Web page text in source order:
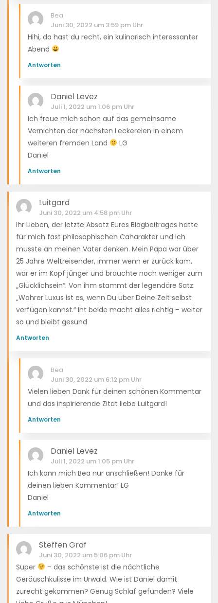
Bea
Juni 30, 2022 um 3:59 pm Uhr
Hihi, da hast du recht, ein kulinarisch interessanter
Abend
Antworten
Daniel Levez
Juli 1, 2022 um 1:06 pm Uhr
Ich freue mich schon auf das gemeinsame
Vernichten der nächsten Leckereien in einem
weiteren fremden Land
LG
Daniel
Antworten
Luitgard
Juni 30, 2022 um 4:58 pm Uhr
Ihr Lieben, der letzte Absatz Eures Blogbeitrages hatte
für mich fast philosophischen Caharakter und ich
musste an meinen Vater denken. Mein Papa war über
25 Jahre Weltreisender, immer wenn er zurück kam,
war er im Kopf jünger und brauchte noch weniger zum
„Glücklichsein“. Von ihm stammt der legendäre Satz:
„Wahrer Luxus ist es, wenn Du über Deine Zeit selbst
verfügen kannst.“ Iht beide macht alles richtig – weiter
so und bleibt gesund
Antworten
Bea
Juni 30, 2022 um 6:12 pm Uhr
Vielen lieben Dank für deinen schönen Kommentar
und das inspirierende Zitat liebe Luitgard!
Antworten
Daniel Levez
Juli 1, 2022 um 1:05 pm Uhr
Ich kann mich Bea nur anschließen! Danke für
deinen lieben Kommentar! LG
Daniel
Antworten
Steffen Graf
Juni 30, 2022 um 5:06 pm Uhr
Super
– das schönste ist die nächtliche
Geräuschkulisse im Urwald. Wie ist Daniel damit
zurecht gekommen? Genug Schlaf gefunden? Viele